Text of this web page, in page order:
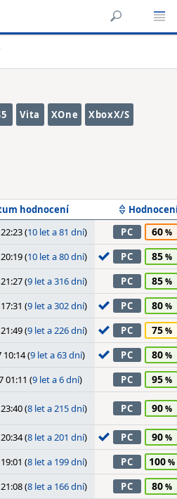
Vita XOne XboxX/S
hodnocení
(10 let a 81 dní) PC 60
(10 let a 80 dní) PC 85
(9 let a 316 dní) PC 85
(9 let a 302 dní) PC 80
(9 let a 226 dní) PC 75
10:14 (9 let a 63 dní) PC 80
01:11 (9 let a 6 dní) PC 95
(8 let a 215 dní) PC 90
(8 let a 201 dní) PC 90
(8 let a 199 dní) PC 100
(8 let a 166 dní) PC 80